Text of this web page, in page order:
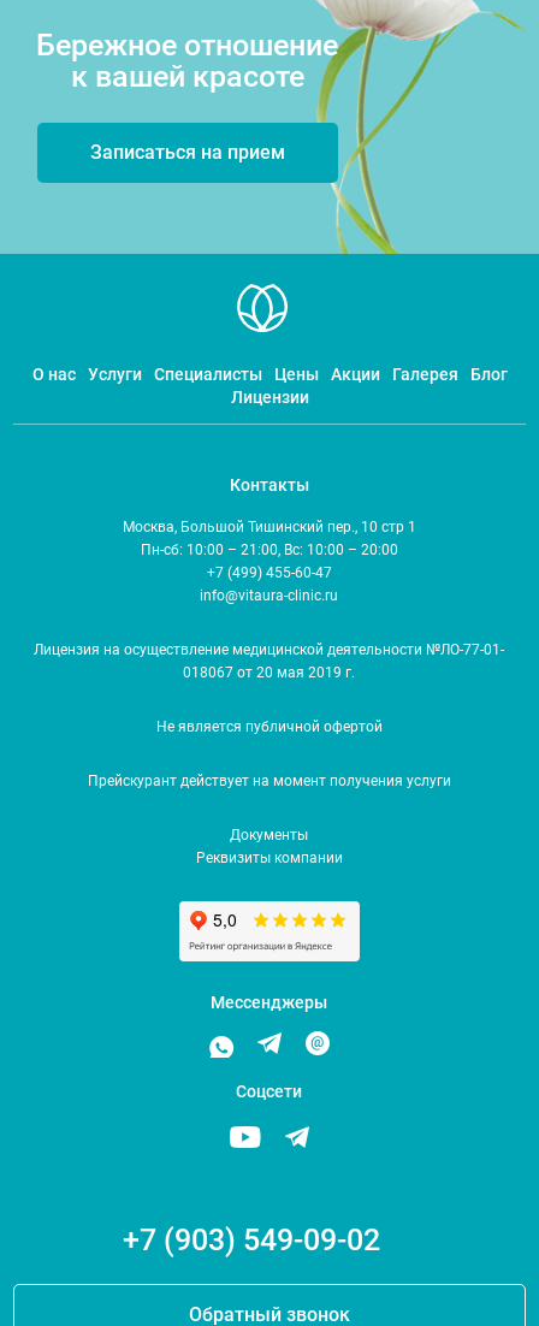
Бережное отношение
к вашей красоте
Записаться на прием
О нас Услуги Специалисты Цены Акции Галерея
Блог
Лицензии
Контакты
Москва, Большой Тишинский пер., 10 стр 1
Пн-сб: 10:00 – 21:00, Вс: 10:00 – 20:00
+7 (499) 455-60-47
info@vitaura-clinic.ru
Лицензия на осуществление медицинской деятельности №ЛО-77-01-
018067 от 20 мая 2019 г.
Не является публичной офертой
Прейскурант действует на момент получения услуги
Документы
Реквизиты компании
Мессенджеры
Соцсети
+7 (903) 549-09-02
Обратный звонок